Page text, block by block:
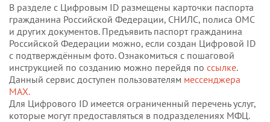
В разделе с Цифровым ID размещены карточки паспорта
гражданина Российской Федерации, СНИЛС, полиса ОМС
и других документов. Предъявить паспорт гражданина
Российской Федерации можно, если создан Цифровой ID
с подтверждённым фото. Ознакомиться с пошаговой
инструкцией по созданию можно перейдя по ссылке.
Данный сервис доступен пользователям мессенджера
MAX.
Для Цифрового ID имеется ограниченный перечень услуг,
которые могут предоставляться в подразделениях МФЦ.